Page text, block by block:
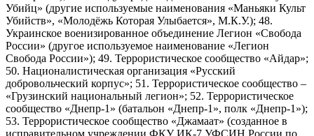
Убийц» (другие используемые наименования «Маньяки Культ
Убийств», «Молодёжь Которая Улыбается», М.К.У.); 48.
Украинское военизированное объединение Легион «Свобода
России» (другое используемое наименование «Легион
Свобода России»); 49. Террористическое сообщество «Айдар»;
50. Националистическая организация «Русский
добровольческий корпус»; 51. Террористическое сообщество –
«Грузинский национальный легион»; 52. Террористическое
сообщество «Днепр-1» (батальон «Днепр-1», полк «Днепр-1»);
53. Террористическое сообщество «Джамаат» (созданное в
исправительном учреждении ФКУ ИК-7 УФСИН России по